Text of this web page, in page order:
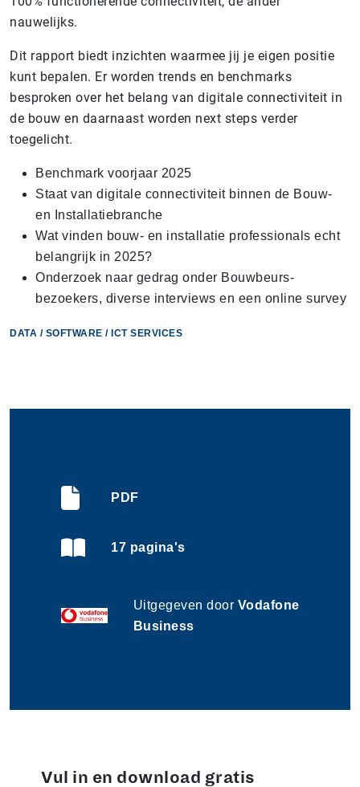
nauwelijks.
Dit rapport biedt inzichten waarmee jij je eigen positie
kunt bepalen. Er worden trends en benchmarks
besproken over het belang van digitale connectiviteit in
de bouw en daarnaast worden next steps verder
toegelicht.
Benchmark voorjaar 2025
Staat van digitale connectiviteit binnen de Bouw-
en Installatiebranche
Wat vinden bouw- en installatie professionals echt
belangrijk in 2025?
Onderzoek naar gedrag onder Bouwbeurs-
bezoekers, diverse interviews en een online survey
DATA / SOFTWARE / ICT SERVICES
PDF
17 pagina's
Uitgegeven door Vodafone
Business
Vul in en download gratis